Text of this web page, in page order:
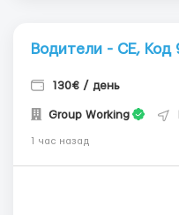
Водители - СЕ, Код
130€ / день
Group Working
1 час назад